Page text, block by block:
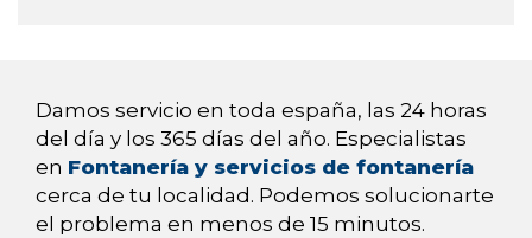
Damos servicio en toda españa, las 24 horas
del día y los 365 días del año. Especialistas
en Fontanería y servicios de fontanería
cerca de tu localidad. Podemos solucionarte
el problema en menos de 15 minutos.